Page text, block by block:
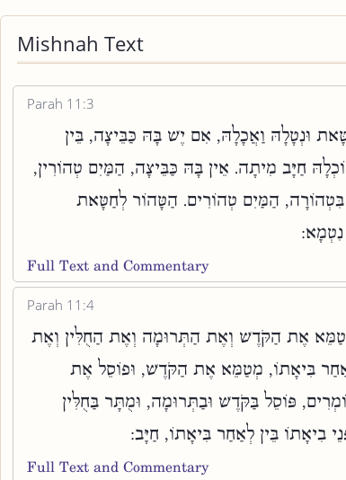
Mishnah Text
Parah 11:3
וּנְטָלָהּ וַאֲכָלָהּ, אִם יֶשׁ בָּהּ כַּבֵּיצָה, בֵּין
חַיָּב מִיתָה. אֵין בָּהּ כַּבֵּיצָה, הַמַּיִם טְהוֹרִין,
בִּטְהוֹרָה, הַמַּיִם טְהוֹרִים. הַטָּהוֹר לְחַטָּאת
Full Text and Commentary
Parah 11:4
אֶת הַקֹּדֶשׁ וְאֶת הַתְּרוּמָה וְאֶת הַחֻלִּין וְאֶת
בִּיאָתוֹ, מְטַמֵּא אֶת הַקֹּדֶשׁ, וּפוֹסֵל אֶת
פּוֹסֵל בַּקֹּדֶשׁ וּבַתְּרוּמָה, וּמֻתָּר בַּחֻלִּין
בִיאָתוֹ בֵּין לְאַחַר בִּיאָתוֹ, חַיָּב:
Full Text and Commentary